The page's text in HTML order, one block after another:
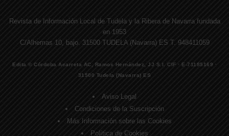
Revista de Información Local de Tudela y la Ribera de Navarra fundada
en 1953
C/Alhemas 10, bajo. 31500 TUDELA (Navarra) ES T. 948411059
Edita © Córdoba Acarreta AC, Ramos Hernández, JJ S.I. CIF · E-71185169 ·
31500 Tudela (Navarra) ES
Aviso Legal
Condiciones de la Suscripción
Más Información sobre las Cookies
Política de Cookies